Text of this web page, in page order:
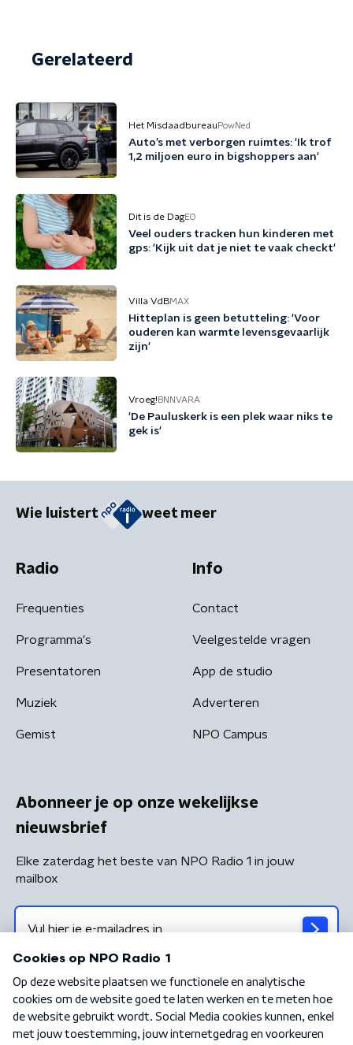
Gerelateerd
Het Misdaadbureau PowNed
Auto’s met verborgen ruimtes: 'Ik trof
1,2 miljoen euro in bigshoppers aan'
Dit is de DagEO
Veel ouders tracken hun kinderen met
gps: 'Kijk uit dat je niet te vaak checkt'
Villa VdBMAX
Hitteplan is geen betutteling: 'Voor
ouderen kan warmte levensgevaarlijk
zijn'
Vroeg! BNNVARA
'De Pauluskerk is een plek waar niks te
gek is'
Wie luistert weet meer
Radio
Frequenties
Programma's
Presentatoren
Muziek
Gemist
Info
Contact
Veelgestelde vragen
App de studio
Adverteren
NPO Campus
Abonneer je op onze wekelijkse
nieuwsbrief
Elke zaterdag het beste van NPO Radio 1 in jouw
mailbox
Algemene voorwaarden